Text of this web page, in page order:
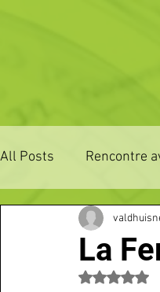
All Posts Rencontre
ZONE DE
3 JOURS LA FERTE
La
Noté NaN